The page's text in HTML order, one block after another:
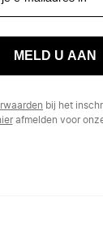
MELD U AAN
bij het
afmelden voor